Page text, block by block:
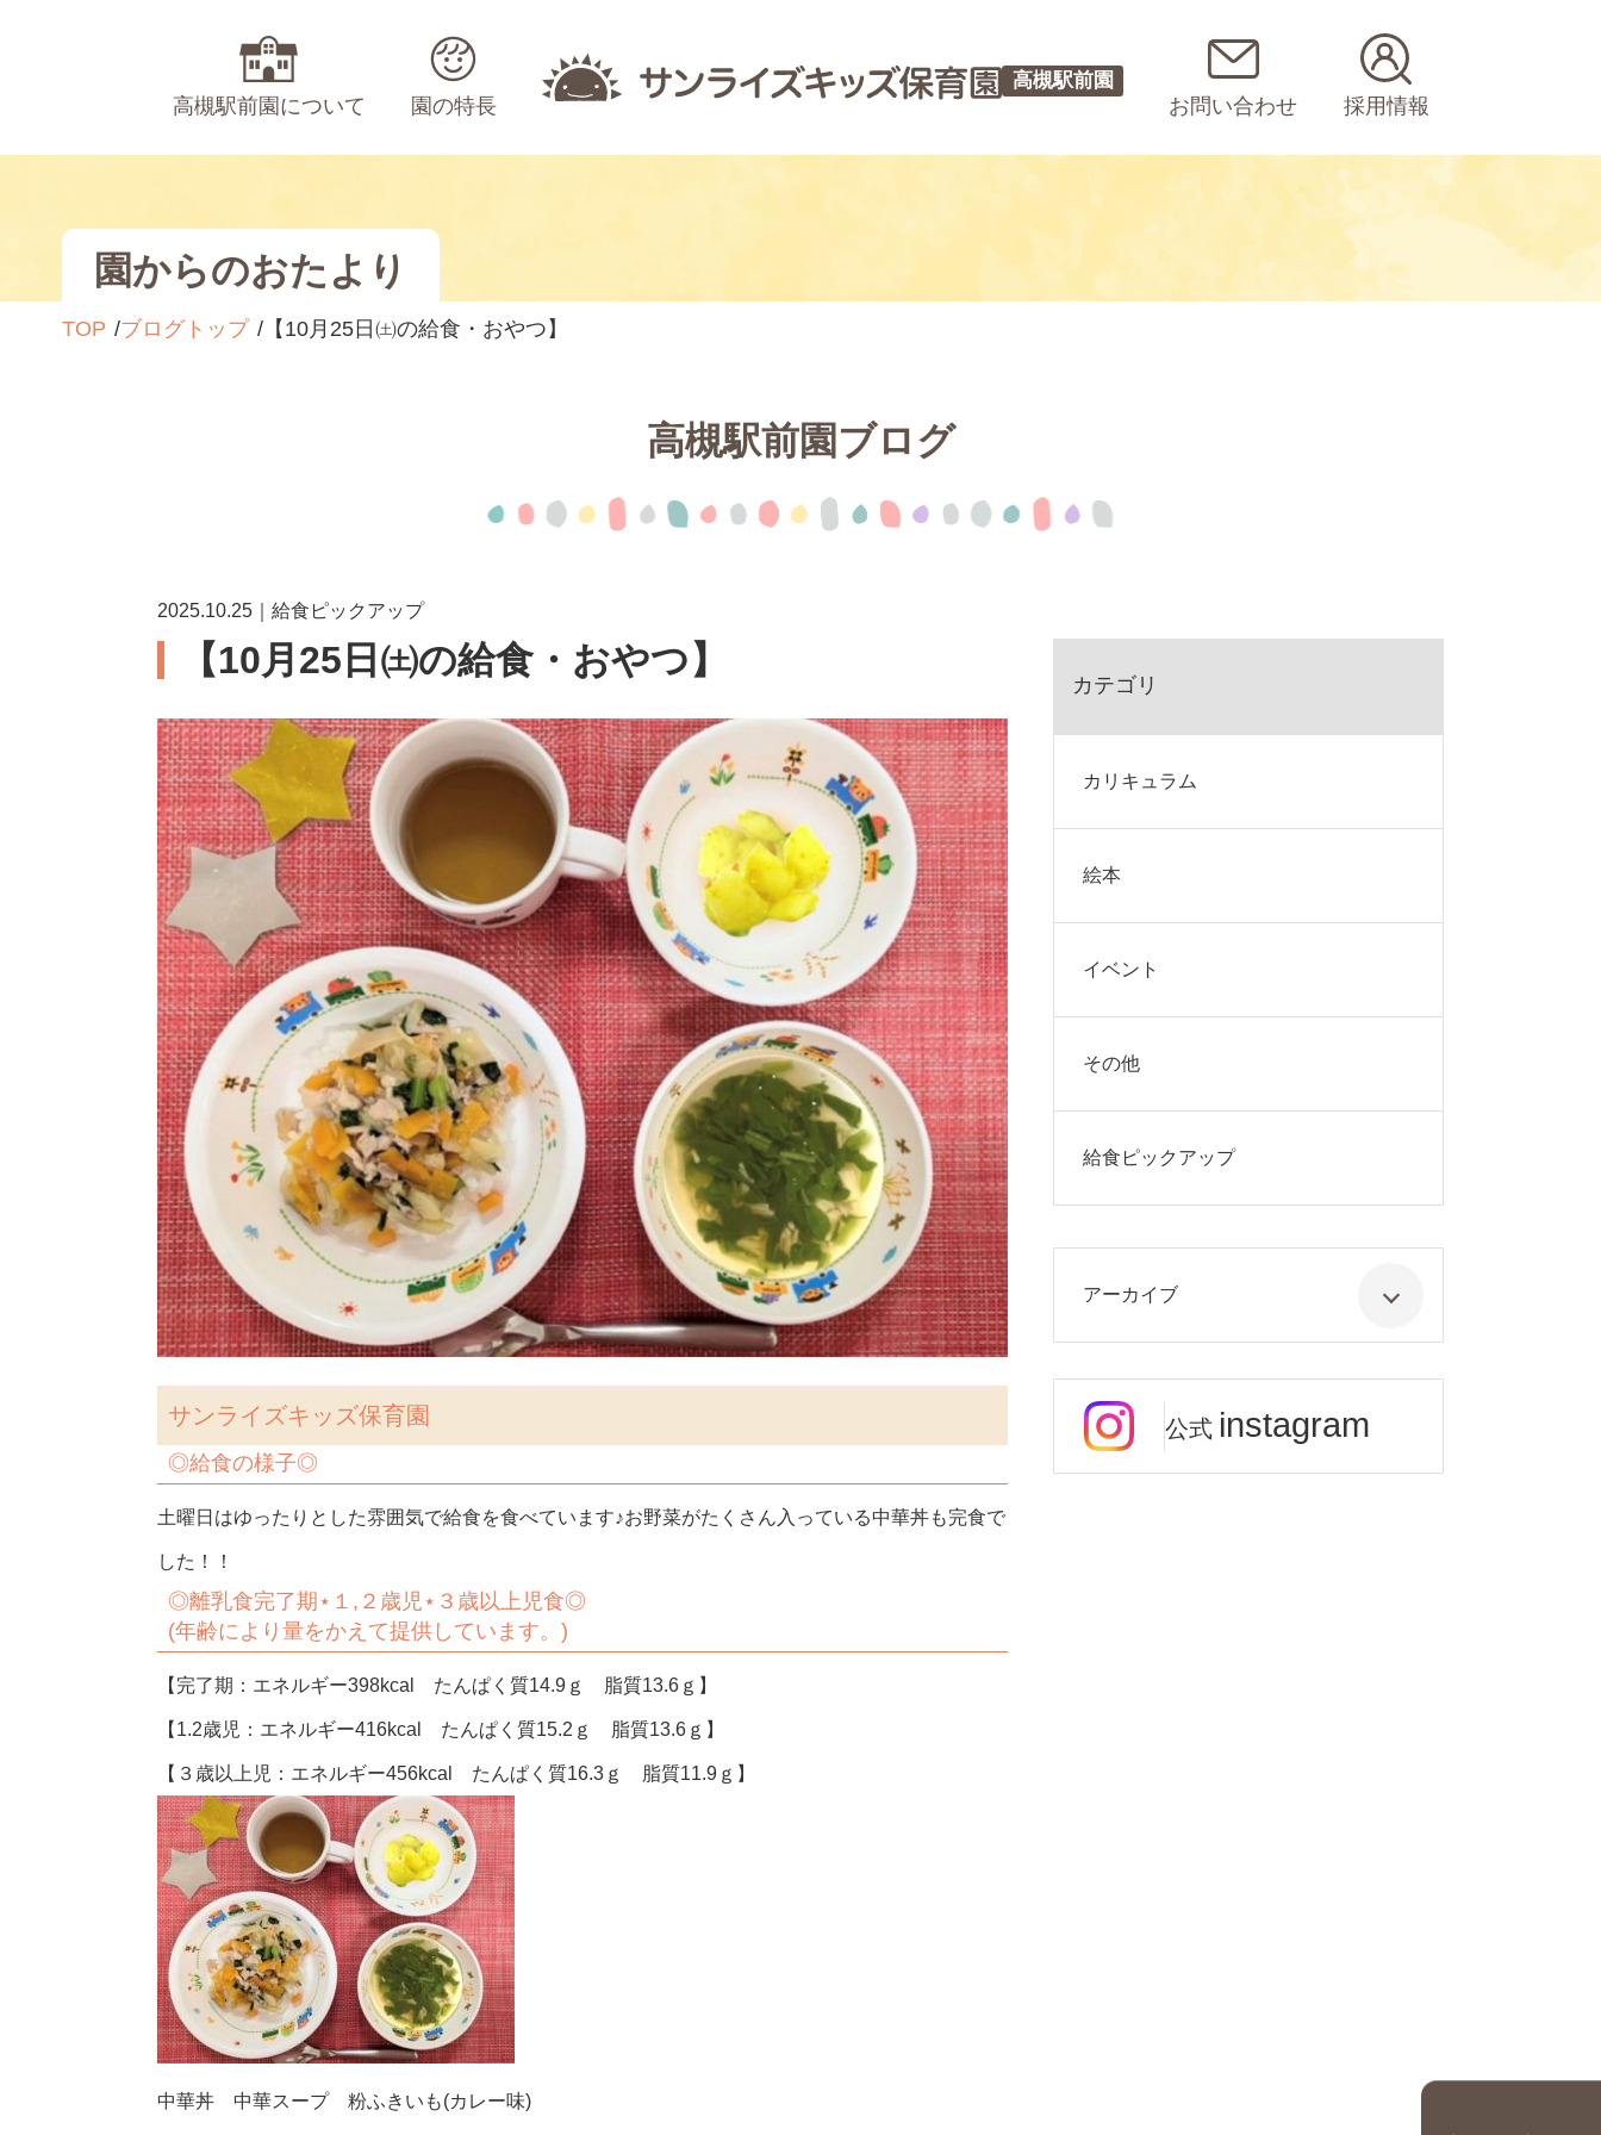
高槻駅前園について 園の特長
高槻駅前園
お問い合わせ 採用情報
園からのおたより
TOP ブログトップ 【10月25日㈯の給食・おやつ】
高槻駅前園ブログ
2025.10.25｜給食ピックアップ
【10月25日㈯の給食・おやつ】
サンライズキッズ保育園
◎給食の様子◎
土曜日はゆったりとした雰囲気で給食を食べています♪お野菜がたくさん入っている中華丼も完食で
した！！
◎離乳食完了期⋆１,２歳児⋆３歳以上児食◎
(年齢により量をかえて提供しています。)
【完了期：エネルギー398kcal たんぱく質14.9ｇ 脂質13.6ｇ】
【1.2歳児：エネルギー416kcal たんぱく質15.2ｇ 脂質13.6ｇ】
【３歳以上児：エネルギー456kcal たんぱく質16.3ｇ 脂質11.9ｇ】
中華丼 中華スープ 粉ふきいも(カレー味)
カテゴリ
カリキュラム
絵本
イベント
その他
給食ピックアップ
アーカイブ
公式 instagram